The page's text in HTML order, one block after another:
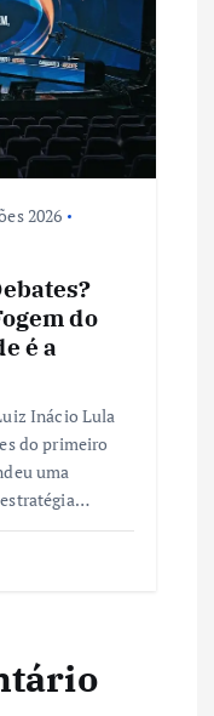
2026
do
é a
Inácio Lula
do primeiro
uma